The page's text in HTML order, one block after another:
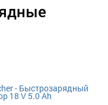
- Быстрозарядный
18 V 5.0 Ah